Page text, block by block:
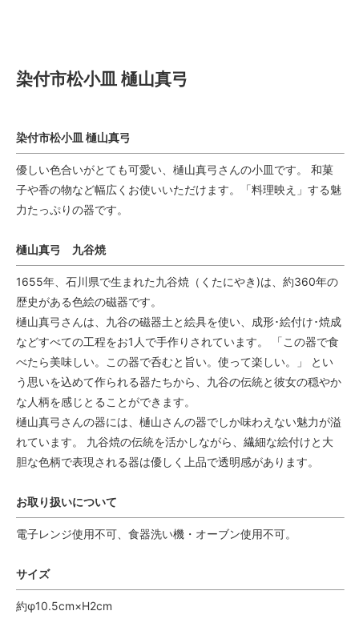
染付市松小皿 樋山真弓
染付市松小皿 樋山真弓
優しい色合いがとても可愛い、樋山真弓さんの小皿です。 和菓
子や香の物など幅広くお使いいただけます。「料理映え」する魅
力たっぷりの器です。
樋山真弓 九谷焼
1655年、石川県で生まれた九谷焼（くたにやき)は、約360年の
歴史がある色絵の磁器です。
樋山真弓さんは、九谷の磁器土と絵具を使い、成形･絵付け･焼成
などすべての工程をお1人で手作りされています。 「この器で食
べたら美味しい。この器で呑むと旨い。使って楽しい。」 とい
う思いを込めて作られる器たちから、九谷の伝統と彼女の穏やか
な人柄を感じとることができます。
樋山真弓さんの器には、樋山さんの器でしか味わえない魅力が溢
れています。 九谷焼の伝統を活かしながら、繊細な絵付けと大
胆な色柄で表現される器は優しく上品で透明感があります。
お取り扱いについて
電子レンジ使用不可、食器洗い機・オーブン使用不可。
サイズ
約φ10.5cm×H2cm